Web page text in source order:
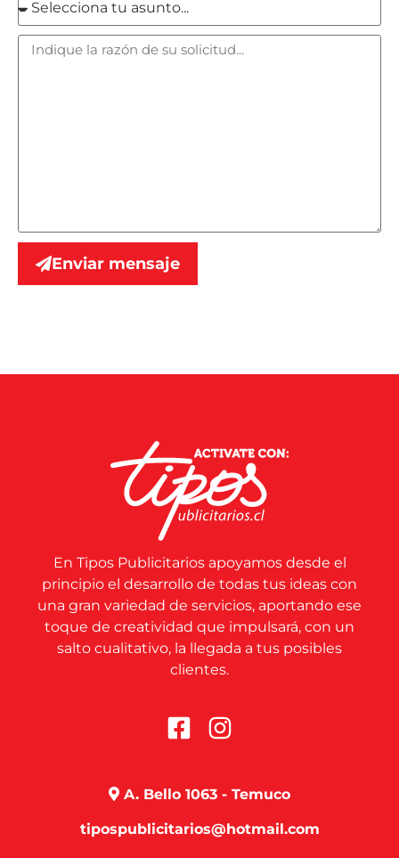
Enviar mensaje
En Tipos Publicitarios apoyamos desde el
principio el desarrollo de todas tus ideas con
una gran variedad de servicios, aportando ese
toque de creatividad que impulsará, con un
salto cualitativo, la llegada a tus posibles
clientes.
A. Bello 1063 - Temuco
tipospublicitarios@hotmail.com